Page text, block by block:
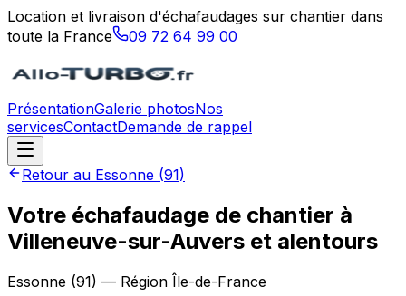
Location et livraison d'échafaudages sur chantier dans
toute la France
09 72 64 99 00
PrésentationGalerie photosNos
servicesContactDemande de rappel
Retour au Essonne (91)
Votre échafaudage de chantier à
Villeneuve-sur-Auvers et alentours
Essonne (91) — Région Île-de-France